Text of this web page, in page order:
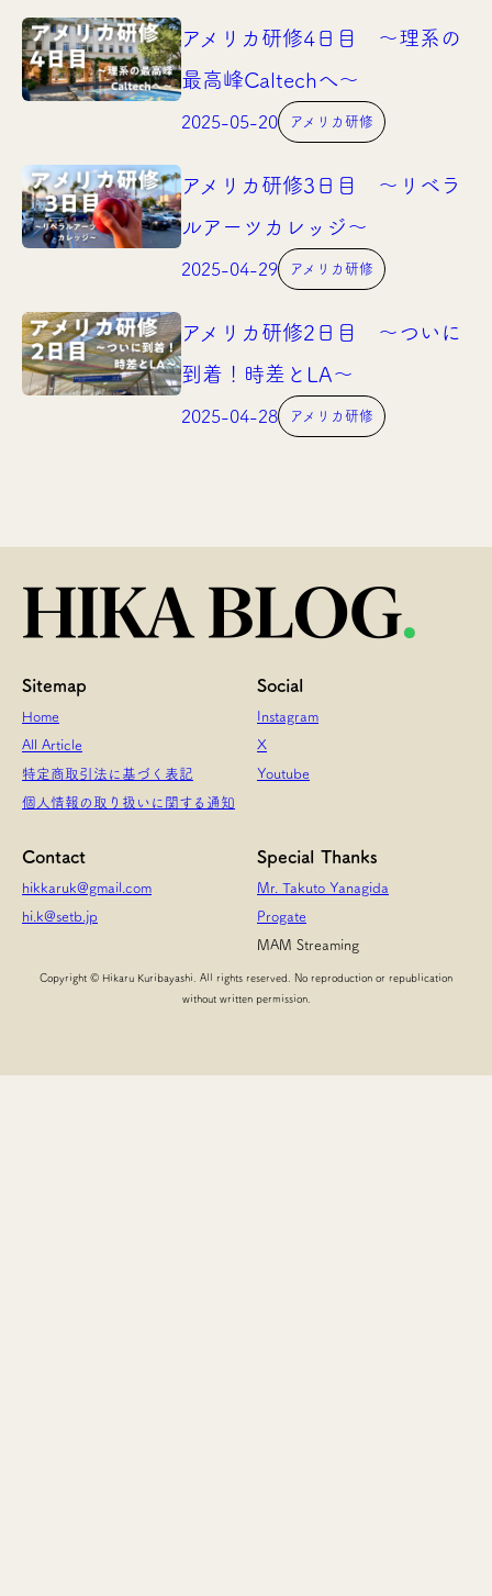
アメリカ研修4日目 〜理系の
最高峰Caltechへ〜
2025-05-20 アメリカ研修
アメリカ研修3日目 〜リベラ
ルアーツカレッジ〜
2025-04-29 アメリカ研修
アメリカ研修2日目 〜ついに
到着！時差とLA〜
2025-04-28 アメリカ研修
Sitemap
Home
All Article
特定商取引法に基づく表記
個人情報の取り扱いに関する通知
Social
Instagram
X
Youtube
Contact
hikkaruk@gmail.com
hi.k@setb.jp
Special Thanks
Mr. Takuto Yanagida
Progate
MAM Streaming
Copyright © Hikaru Kuribayashi. All rights reserved. No reproduction or republication
without written permission.